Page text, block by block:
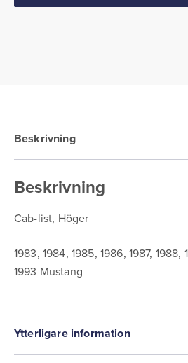
Beskrivning
Beskrivning
Cab-list, Höger
1983, 1984, 1985, 1986, 1987, 1988,
1993 Mustang
Ytterligare information